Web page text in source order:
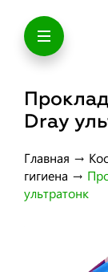
Dray
Главная →
гигиена →
ультратонк